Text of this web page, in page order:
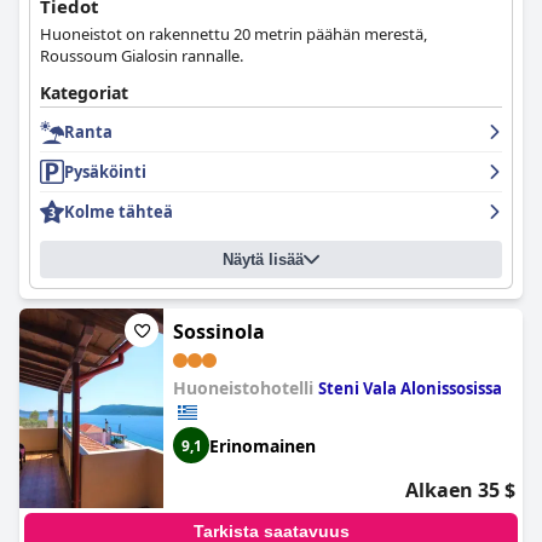
Tiedot
Huoneistot on rakennettu 20 metrin päähän merestä,
Roussoum Gialosin rannalle.
Kategoriat
Ranta
Pysäköinti
Kolme tähteä
Näytä lisää
Sossinola
Huoneistohotelli Steni Vala Alonissosissa
9,1 Erinomainen
Alkaen 35 $
Tarkista saatavuus